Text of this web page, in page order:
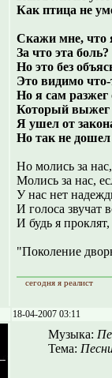
Как птица не
Скажи мне, что
За что эта боль?
Но это без
Это видимо
Но я сам разжег
Который выжег
Я ушел от
Но так не
Но молись за нас,
Молись за нас,
У нас нет
И голоса звучат
И будь я
"Поколение
сегодня я реалист
18-04-2007 03:11
Музыка:
Тема: